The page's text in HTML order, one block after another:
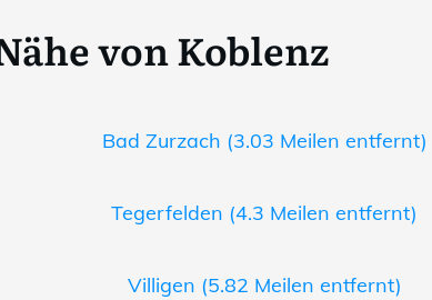
von Koblenz
Bad Zurzach (3.03 Meilen entfernt)
Tegerfelden (4.3 Meilen entfernt)
Villigen (5.82 Meilen entfernt)